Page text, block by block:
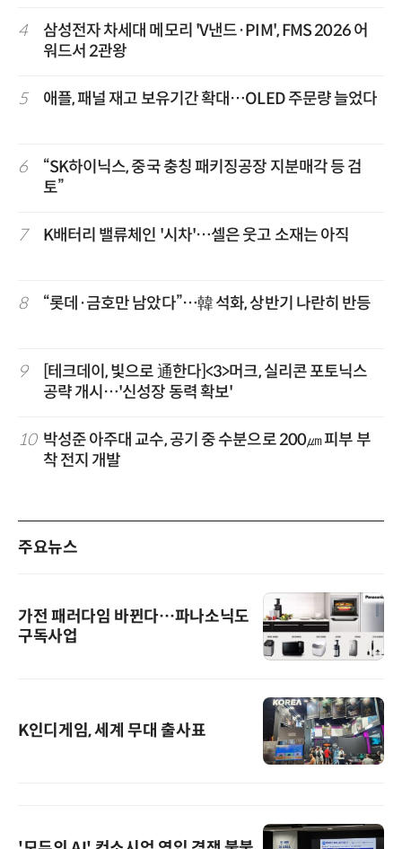
4
삼성전자 차세대 메모리 'V낸드·PIM', FMS 2026 어
워드서 2관왕
5 애플, 패널 재고 보유기간 확대…OLED 주문량 늘었다
6
“SK하이닉스, 중국 충칭 패키징공장 지분매각 등 검
토”
7 K배터리 밸류체인 '시차'…셀은 웃고 소재는 아직
8 “롯데·금호만 남았다”…韓 석화, 상반기 나란히 반등
9
[테크데이, 빛으로 通한다]<3>머크, 실리콘 포토닉스
공략 개시…'신성장 동력 확보'
10 박성준 아주대 교수, 공기 중 수분으로 200㎛ 피부 부
착 전지 개발
주요뉴스
가전 패러다임 바뀐다…파나소닉도
구독사업
K인디게임, 세계 무대 출사표